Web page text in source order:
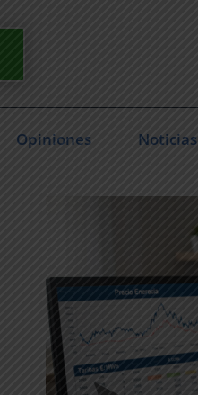
Opiniones Noticias